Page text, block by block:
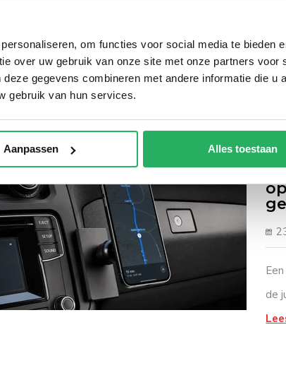
om functies voor social media te bieden
over uw gebruik van onze site met onze partners voor
gegevens combineren met andere informatie die u
gebruik van hun services.
Aanpassen Alles toestaan
sets Bouw zelf je RAM set Logistiek &
de